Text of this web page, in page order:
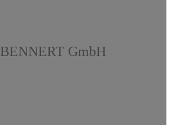
BENNERT GmbH